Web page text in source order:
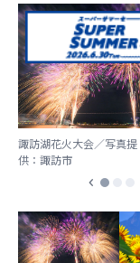
諏訪湖花火大会／写真提
供：諏訪市
chevron_left